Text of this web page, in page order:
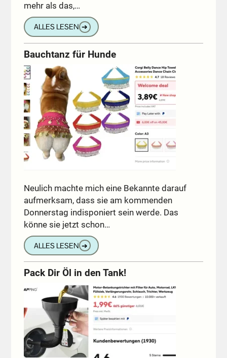
mehr als das,…
ALLES LESEN ➔
Bauchtanz für Hunde
Neulich machte mich eine Bekannte darauf
aufmerksam, dass sie am kommenden
Donnerstag indisponiert sein werde. Das
könne sie jetzt schon…
ALLES LESEN ➔
Pack Dir Öl in den Tank!